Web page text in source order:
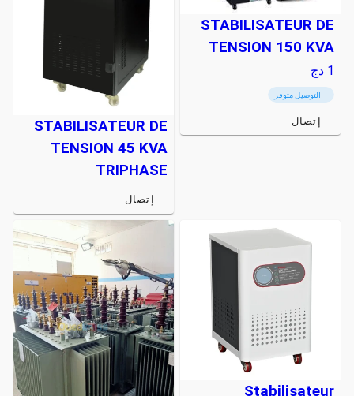
STABILISATEUR DE
TENSION 150 KVA
1 دج
التوصيل متوفر
إتصال
STABILISATEUR DE
TENSION 45 KVA
TRIPHASE
إتصال
Stabilisateur